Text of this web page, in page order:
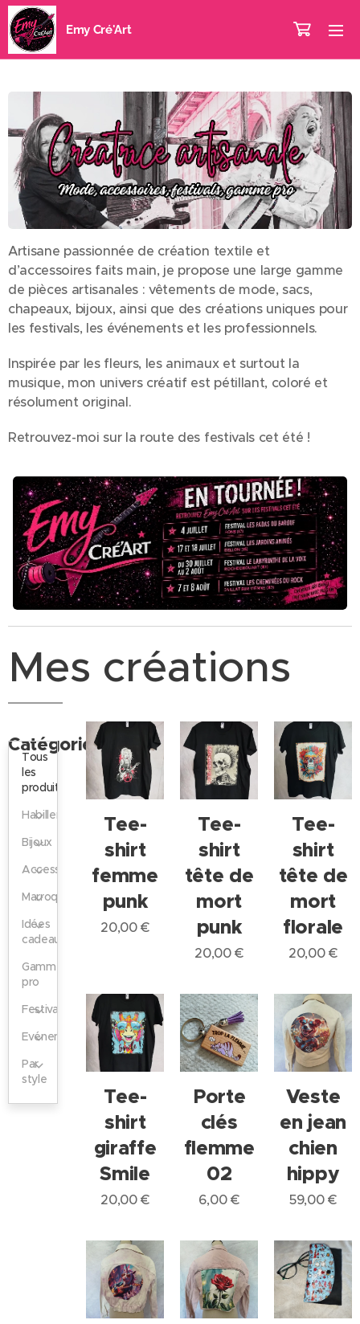
Emy Cré'Art
Artisane passionnée de création textile et
d’accessoires faits main, je propose une large gamme
de pièces artisanales : vêtements de mode, sacs,
chapeaux, bijoux, ainsi que des créations uniques pour
les festivals, les événements et les professionnels.
Inspirée par les fleurs, les animaux et surtout la
musique, mon univers créatif est pétillant, coloré et
résolument original.
Retrouvez-moi sur la route des festivals cet été !
Mes créations
Catégories
Tous
les
produits
Habillement
Bijoux
Accessoires
Marroquinerie
Idées
cadeaux
Gamme
pro
Festival
Evénementiel
Par
style
Tee-
shirt
femme
punk
20,00€
Tee-
shirt
tête de
mort
punk
20,00€
Tee-
shirt
tête de
mort
florale
20,00€
Tee-
shirt
giraffe
Smile
20,00€
Porte
clés
flemme
02
6,00€
Veste
en jean
chien
hippy
59,00€